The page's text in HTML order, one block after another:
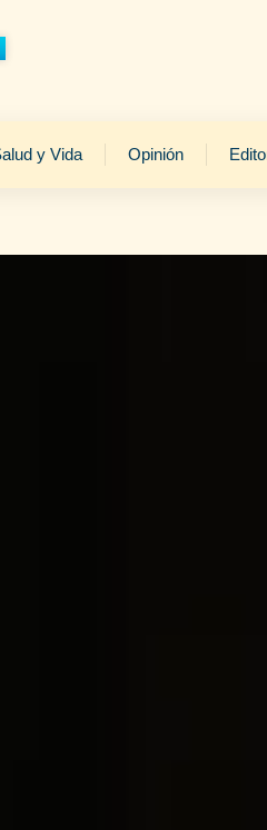
y Vida Opinión